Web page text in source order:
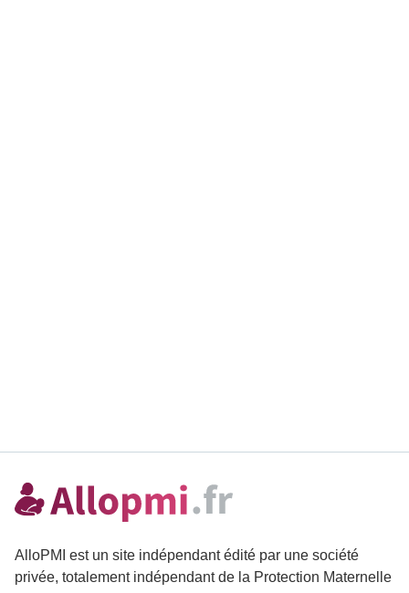
AlloPMI est un site indépendant édité par une société
privée, totalement indépendant de la Protection Maternelle